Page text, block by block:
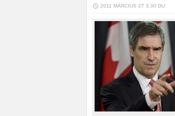
2011 MÁRCIUS 27 3:30 DU.